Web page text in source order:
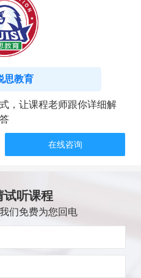
思教育
，让课程老师跟你详细解
答
在线咨询
试听课程
们免费为您回电